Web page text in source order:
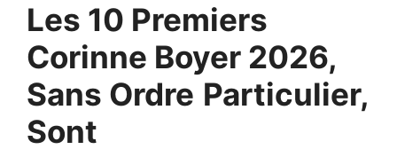
Les 10 Premiers
Corinne Boyer 2026,
Sans Ordre Particulier,
Sont